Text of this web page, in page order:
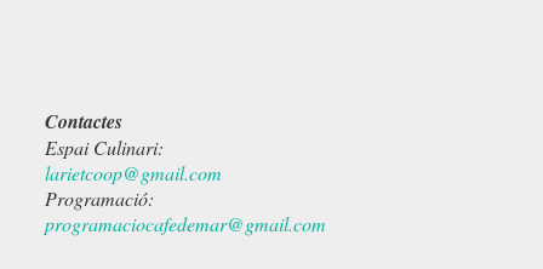
Contactes
Espai Culinari:
larietcoop@gmail.com
Programació:
programaciocafedemar@gmail.com